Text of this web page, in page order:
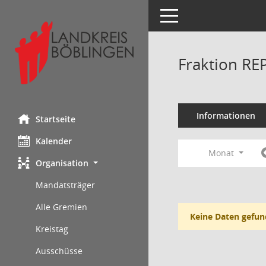
Startseite
Kalender
Organisation
Mandatsträger
Alle Gremien
Kreistag
Ausschüsse
Toggle navigation
Fraktion
Informationen
Monat
Keine Daten